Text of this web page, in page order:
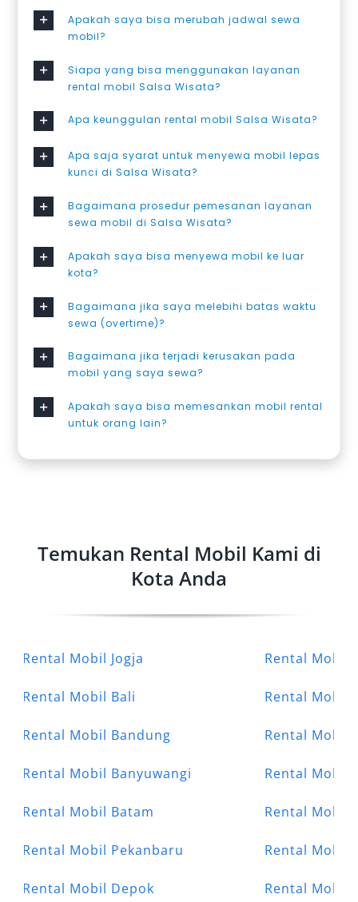
Apakah saya bisa merubah jadwal sewa
mobil?
Siapa yang bisa menggunakan layanan
rental mobil Salsa Wisata?
Apa keunggulan rental mobil Salsa Wisata?
Apa saja syarat untuk menyewa mobil lepas
kunci di Salsa Wisata?
Bagaimana prosedur pemesanan layanan
sewa mobil di Salsa Wisata?
Apakah saya bisa menyewa mobil ke luar
kota?
Bagaimana jika saya melebihi batas waktu
sewa (overtime)?
Bagaimana jika terjadi kerusakan pada
mobil yang saya sewa?
Apakah saya bisa memesankan mobil rental
untuk orang lain?
Temukan Rental Mobil Kami di
Kota Anda
Rental Mobil Jogja
Rental Mobil Bali
Rental Mobil Bandung
Rental Mobil Banyuwangi
Rental Mobil Batam
Rental Mobil Pekanbaru
Rental Mobil Depok
Rental Mobil
Rental Mobil
Rental Mobil
Rental Mobil
Rental Mobil
Rental Mobil
Rental Mobil